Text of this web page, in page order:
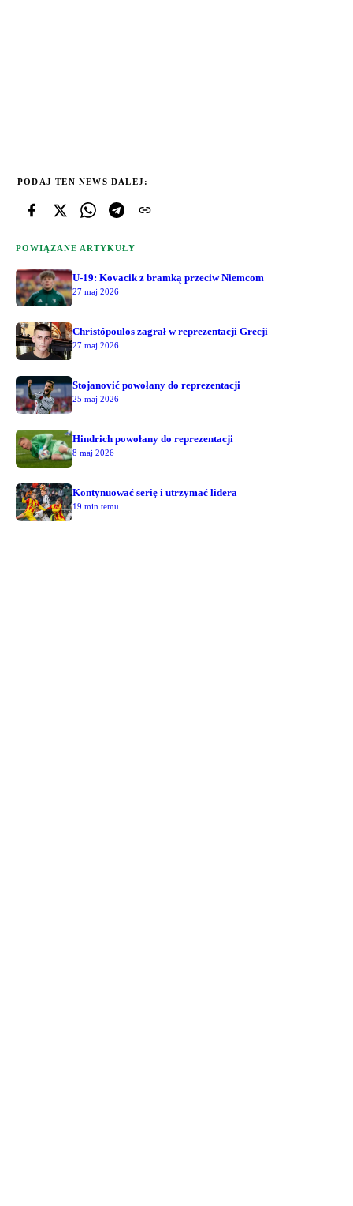
PODAJ TEN NEWS DALEJ:
POWIĄZANE ARTYKUŁY
U-19: Kovacik z bramką przeciw Niemcom
27 maj 2026
Christópoulos zagrał w reprezentacji Grecji
27 maj 2026
Stojanović powołany do reprezentacji
25 maj 2026
Hindrich powołany do reprezentacji
8 maj 2026
Kontynuować serię i utrzymać lidera
19 min temu